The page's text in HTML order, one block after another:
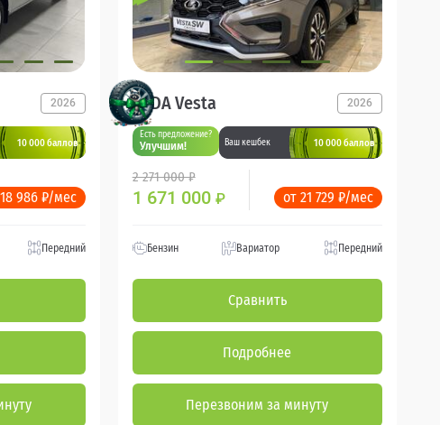
2026
10 000 баллов
986 ₽/мес
Передний
LADA Vesta 2026
Есть предложение?
Улучшим! Ваш кешбек 10 000 баллов
2 271 000 ₽
1 671 000 ₽ от 21 729 ₽/мес
Бензин Вариатор Передний
Сравнить
Подробнее
Перезвоним за минуту